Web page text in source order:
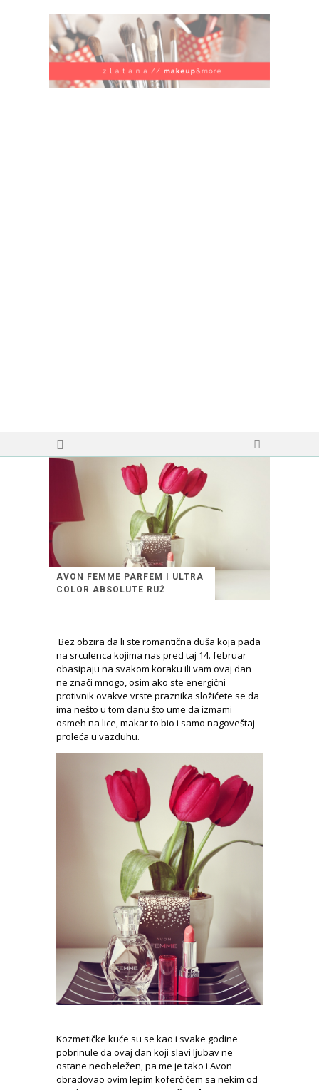
AVON FEMME PARFEM I ULTRA
COLOR ABSOLUTE RUŽ
Bez obzira da li ste romantična duša koja pada
na srculenca kojima nas pred taj 14. februar
obasipaju na svakom koraku ili vam ovaj dan
ne znači mnogo, osim ako ste energični
protivnik ovakve vrste praznika složićete se da
ima nešto u tom danu što ume da izmami
osmeh na lice, makar to bio i samo nagoveštaj
proleća u vazduhu.
Kozmetičke kuće su se kao i svake godine
pobrinule da ovaj dan koji slavi ljubav ne
ostane neobeležen, pa me je tako i Avon
obradovao ovim lepim koferčićem sa nekim od